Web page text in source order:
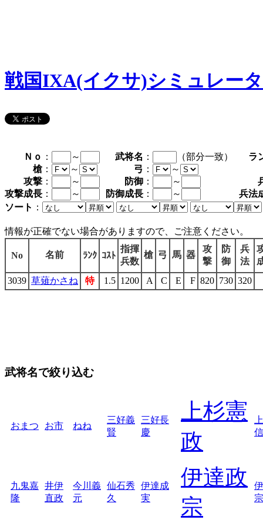
戦国IXA(イクサ)シミュレー
Ｎｏ ： ～ 武将名 ： （部分一致）
ラ
槍 ： ～ 弓 ：
～
攻撃 ： ～ 防御 ： ～
攻撃成長 ： ～ 防御成長 ： ～
兵法
ソート ：
情報が正確でない場合がありますので、ご注意ください。
No 名前 ﾗﾝｸ ｺｽﾄ
指揮
兵数
槍 弓 馬 器
攻
撃
防
御
兵
法
3039 草薙かさね 特 1.5 1200 A C E F 820 730 320
武将名で絞り込む
おまつ お市 ねね
三好義
賢
三好長
慶
上杉憲
政
信
九鬼嘉
隆
井伊
直政
今川義
元
仙石秀
久
伊達成
実
伊達政
宗
宗